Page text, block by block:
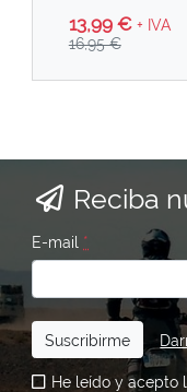
13,99 € + IVA
16,95 €
Reciba
E-mail *
Suscribirme
He leído y acepto